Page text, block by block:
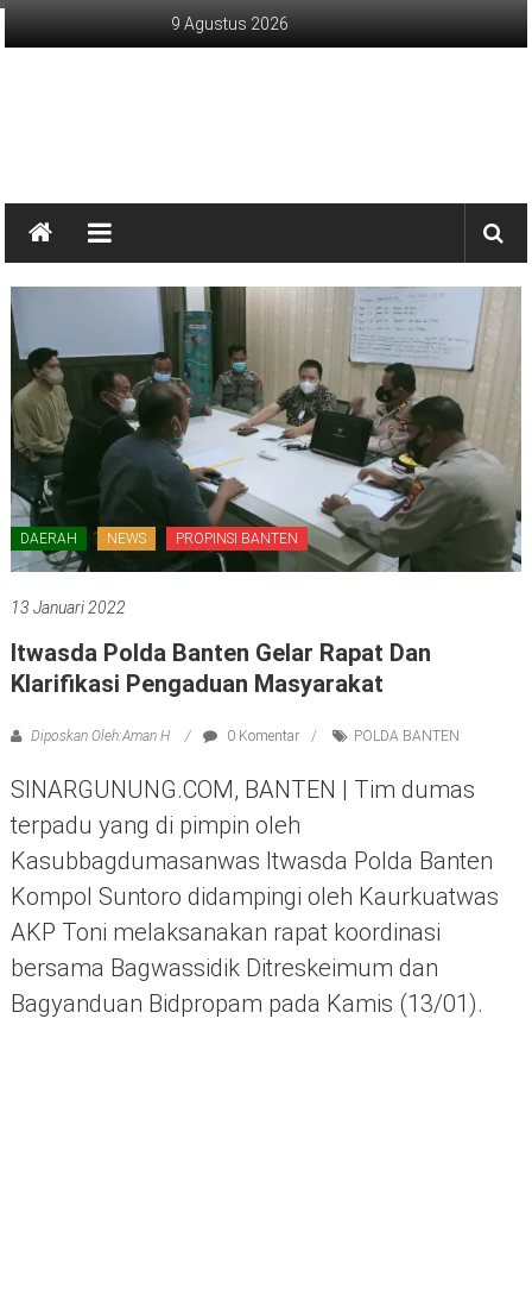
Lompat
9 Agustus 2026
jujur
terpercaya
DAERAH NEWS PROPINSI BANTEN
13 Januari 2022
Itwasda Polda Banten Gelar Rapat Dan
Klarifikasi Pengaduan Masyarakat
Diposkan Oleh:Aman H 0 Komentar POLDA BANTEN
SINARGUNUNG.COM, BANTEN | Tim dumas
terpadu yang di pimpin oleh
Kasubbagdumasanwas Itwasda Polda Banten
Kompol Suntoro didampingi oleh Kaurkuatwas
AKP Toni melaksanakan rapat koordinasi
bersama Bagwassidik Ditreskeimum dan
Bagyanduan Bidpropam pada Kamis (13/01).